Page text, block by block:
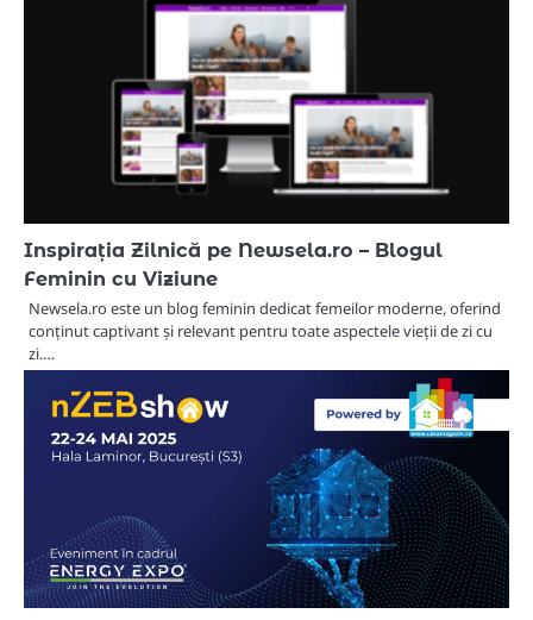
Inspirația Zilnică pe Newsela.ro – Blogul
Feminin cu Viziune
Newsela.ro este un blog feminin dedicat femeilor moderne, oferind
conținut captivant și relevant pentru toate aspectele vieții de zi cu
zi.…